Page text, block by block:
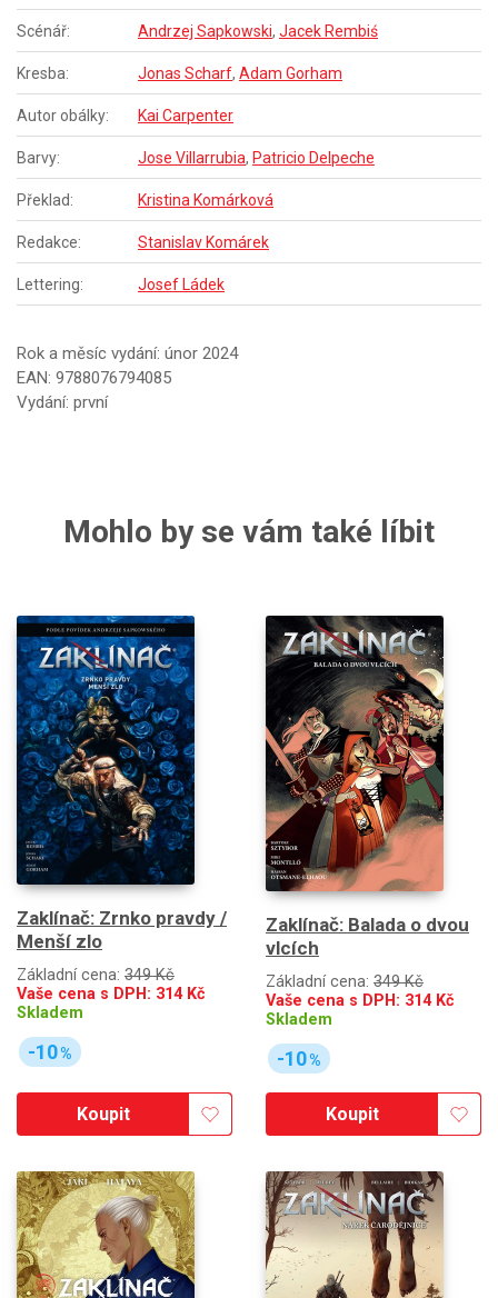
Scénář: Andrzej Sapkowski, Jacek Rembiś
Kresba: Jonas Scharf, Adam Gorham
Autor obálky: Kai Carpenter
Barvy: Jose Villarrubia, Patricio Delpeche
Překlad: Kristina Komárková
Redakce: Stanislav Komárek
Lettering: Josef Ládek
Rok a měsíc vydání: únor 2024
EAN: 9788076794085
Vydání: první
Mohlo by se vám také líbit
Zaklínač: Zrnko pravdy /
Menší zlo
Základní cena: 349 Kč
Vaše cena s DPH: 314Kč
Skladem
-10%
Koupit
Zaklínač: Balada o dvou
vlcích
Základní cena: 349 Kč
Vaše cena s DPH: 314Kč
Skladem
-10%
Koupit